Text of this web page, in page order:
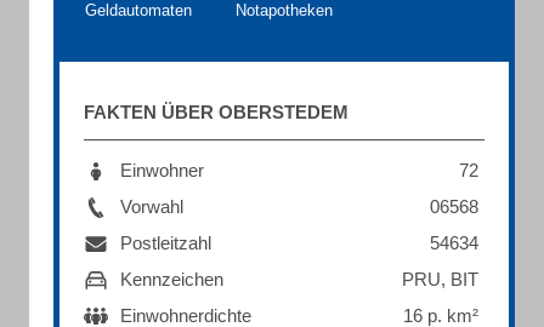
Geldautomaten Notapotheken
FAKTEN ÜBER OBERSTEDEM
Einwohner
72
Vorwahl
06568
Postleitzahl
54634
Kennzeichen
PRU, BIT
Einwohnerdichte
16 p. km²